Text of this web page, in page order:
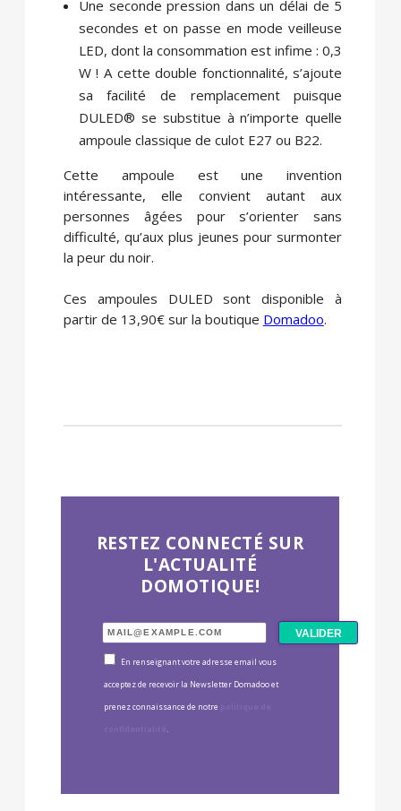
Une seconde pression dans un délai de 5
secondes et on passe en mode veilleuse
LED, dont la consommation est infime : 0,3
W ! A cette double fonctionnalité, s’ajoute
sa facilité de remplacement puisque
DULED® se substitue à n’importe quelle
ampoule classique de culot E27 ou B22.
Cette ampoule est une invention
intéressante, elle convient autant aux
personnes âgées pour s’orienter sans
difficulté, qu’aux plus jeunes pour surmonter
la peur du noir.
Ces ampoules DULED sont disponible à
partir de 13,90€ sur la boutique Domadoo.
RESTEZ CONNECTÉ SUR
L'ACTUALITÉ
DOMOTIQUE!
En renseignant votre adresse email vous
acceptez de recevoir la Newsletter Domadoo et
prenez connaissance de notre
.